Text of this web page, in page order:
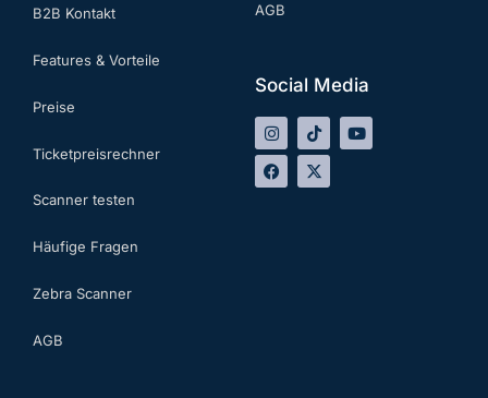
B2B Kontakt
Features & Vorteile
Preise
Ticketpreisrechner
Scanner testen
Häufige Fragen
Zebra Scanner
AGB
AGB
Social Media